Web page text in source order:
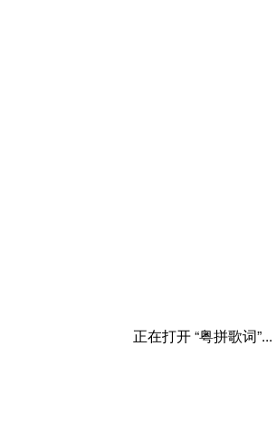
正在打开 “粤拼歌词”...